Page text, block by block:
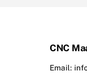
CNC
Email: